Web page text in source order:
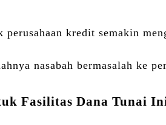
kredit semakin
nasabah bermasalah ke
Fasilitas Dana Tunai